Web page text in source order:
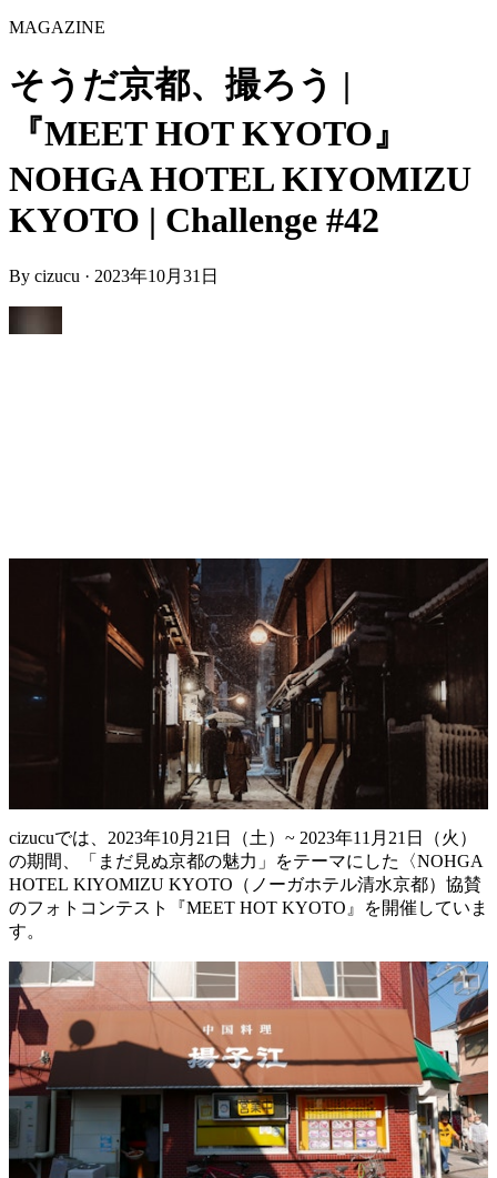
MAGAZINE
そうだ京都、撮ろう |
『MEET HOT KYOTO』
NOHGA HOTEL KIYOMIZU
KYOTO | Challenge #42
By cizucu · 2023年10月31日
cizucuでは、2023年10月21日（土）~ 2023年11月21日（火）
の期間、「まだ見ぬ京都の魅力」をテーマにした〈NOHGA
HOTEL KIYOMIZU KYOTO（ノーガホテル清水京都）協賛
のフォトコンテスト『MEET HOT KYOTO』を開催していま
す。